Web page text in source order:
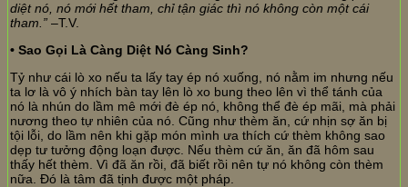
diệt nó, nó mới hết tham, chỉ tận giác thì nó không còn một cái
tham.” –T.V.
• Sao Gọi Là Càng Diệt Nó Càng Sinh?
Tỷ như cái lò xo nếu ta lấy tay ép nó xuống, nó nằm im nhưng nếu
ta lơ là vô ý nhích bàn tay lên lò xo bung theo lên vì thể tánh của
nó là nhún do lầm mê mới đè ép nó, không thể đè ép mãi, mà phải
nương theo tự nhiên của nó. Cũng như thèm ăn, cứ nhịn sợ ăn bị
tội lỗi, do lầm nên khi gặp món mình ưa thích cứ thèm không sao
dẹp tư tưởng động loạn được. Nếu thèm cứ ăn, ăn đã hôm sau
thấy hết thèm. Vì đã ăn rồi, đã biết rồi nên tự nó không còn thèm
nữa. Đó là tâm đã tịnh được một pháp.